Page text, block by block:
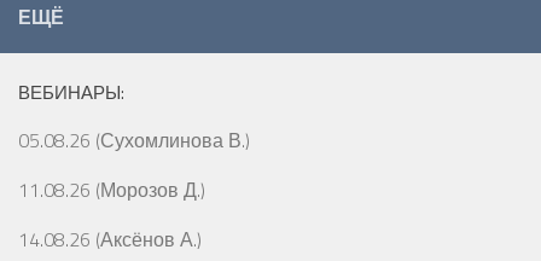
ЕЩЁ
ВЕБИНАРЫ:
05.08.26 (Сухомлинова В.)
11.08.26 (Морозов Д.)
14.08.26 (Аксёнов А.)